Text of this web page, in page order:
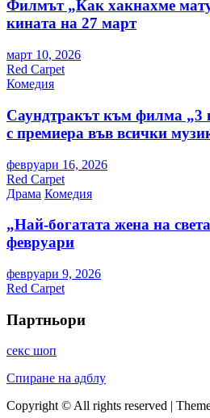
Филмът „Как хакнахме
кината на 27 март
март 10, 2026
Red Carpet
Комедия
Саундтракът към филма „3
с премиера във всички
февруари 16, 2026
Red Carpet
Драма Комедия
„Най-богатата жена на
февруари
февруари 9, 2026
Red Carpet
Партньори
секс шоп
Спиране на адблу
Copyright © All rights reserved |